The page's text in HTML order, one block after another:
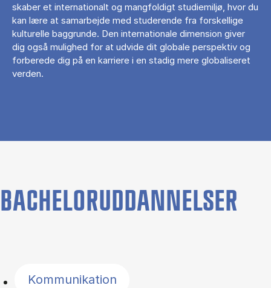
skaber et internationalt og mangfoldigt studiemiljø, hvor du
kan lære at samarbejde med studerende fra forskellige
kulturelle baggrunde. Den internationale dimension giver
dig også mulighed for at udvide dit globale perspektiv og
forberede dig på en karriere i en stadig mere globaliseret
verden.
BACHELORUDDANNELSER
Kommunikation